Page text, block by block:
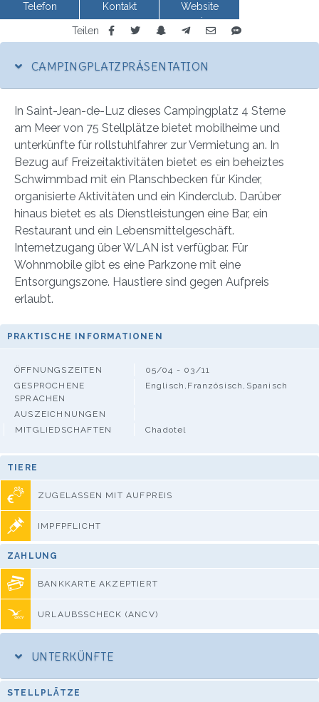
Telefon Kontakt
Website
anzeigen
Teilen
CAMPINGPLATZPRÄSENTATION
In Saint-Jean-de-Luz dieses Campingplatz 4 Sterne
am Meer von 75 Stellplätze bietet mobilheime und
unterkünfte für rollstuhlfahrer zur Vermietung an. In
Bezug auf Freizeitaktivitäten bietet es ein beheiztes
Schwimmbad mit ein Planschbecken für Kinder,
organisierte Aktivitäten und ein Kinderclub. Darüber
hinaus bietet es als Dienstleistungen eine Bar, ein
Restaurant und ein Lebensmittelgeschäft.
Internetzugang über WLAN ist verfügbar. Für
Wohnmobile gibt es eine Parkzone mit eine
Entsorgungszone. Haustiere sind gegen Aufpreis
erlaubt.
PRAKTISCHE INFORMATIONEN
ÖFFNUNGSZEITEN
05/04 - 03/11
GESPROCHENE
SPRACHEN
Englisch,Französisch,Spanisch
AUSZEICHNUNGEN
MITGLIEDSCHAFTEN
Chadotel
TIERE
ZUGELASSEN MIT AUFPREIS
IMPFPFLICHT
ZAHLUNG
BANKKARTE AKZEPTIERT
URLAUBSSCHECK (ANCV)
UNTERKÜNFTE
STELLPLÄTZE